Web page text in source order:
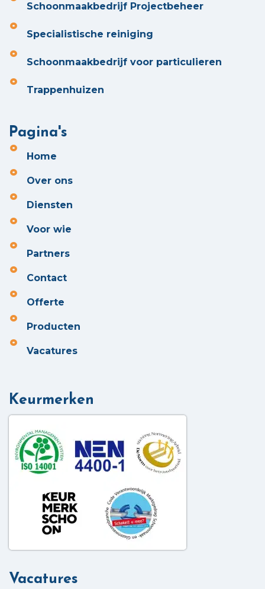
Schoonmaakbedrijf Projectbeheer
Specialistische reiniging
Schoonmaakbedrijf voor particulieren
Trappenhuizen
Pagina's
Home
Over ons
Diensten
Voor wie
Partners
Contact
Offerte
Producten
Vacatures
Keurmerken
Vacatures